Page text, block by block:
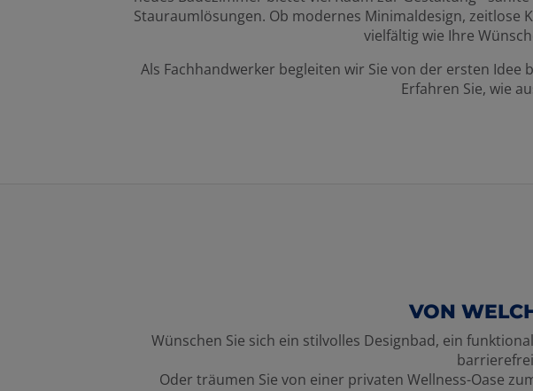
Stauraumlösungen. Ob modernes Minimaldesign, zeitlose
vielfältig wie Ihre
Als Fachhandwerker begleiten wir Sie von der ersten
Erfahren Sie, wie
VON
Wünschen Sie sich ein stilvolles Designbad, ein
Oder träumen Sie von einer privaten Wellness-Oase